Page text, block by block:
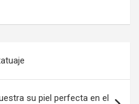
su piel perfecta en el